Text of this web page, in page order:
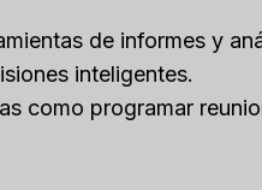
de informes y
inteligentes.
como programar